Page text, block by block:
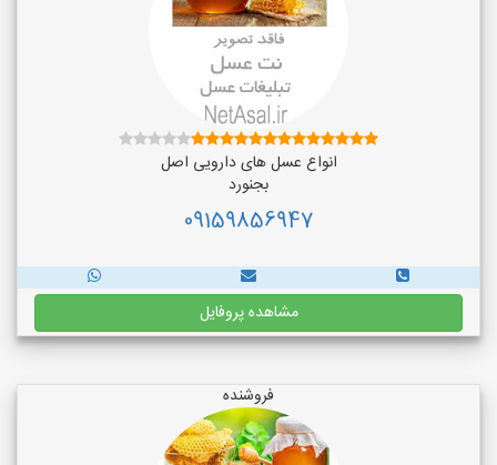
انواع عسل های دارویی اصل
بجنورد
09159856947
مشاهده پروفایل
فروشنده